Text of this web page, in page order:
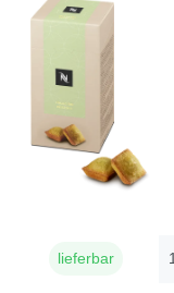
lieferbar